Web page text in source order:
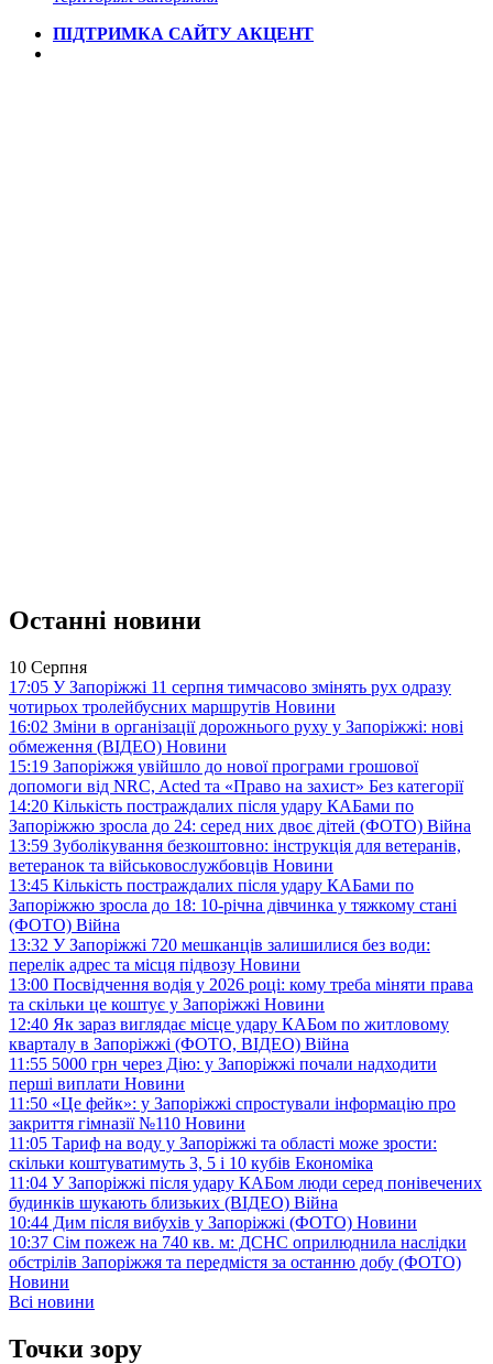
ПІДТРИМКА САЙТУ АКЦЕНТ
Останні новини
10 Серпня
17:05 У Запоріжжі 11 серпня тимчасово змінять рух одразу
чотирьох тролейбусних маршрутів Новини
16:02 Зміни в організації дорожнього руху у Запоріжжі: нові
обмеження (ВІДЕО) Новини
15:19 Запоріжжя увійшло до нової програми грошової
допомоги від NRC, Acted та «Право на захист» Без категорії
14:20 Кількість постраждалих після удару КАБами по
Запоріжжю зросла до 24: серед них двоє дітей (ФОТО) Війна
13:59 Зуболікування безкоштовно: інструкція для ветеранів,
ветеранок та військовослужбовців Новини
13:45 Кількість постраждалих після удару КАБами по
Запоріжжю зросла до 18: 10-річна дівчинка у тяжкому стані
(ФОТО) Війна
13:32 У Запоріжжі 720 мешканців залишилися без води:
перелік адрес та місця підвозу Новини
13:00 Посвідчення водія у 2026 році: кому треба міняти права
та скільки це коштує у Запоріжжі Новини
12:40 Як зараз виглядає місце удару КАБом по житловому
кварталу в Запоріжжі (ФОТО, ВІДЕО) Війна
11:55 5000 грн через Дію: у Запоріжжі почали надходити
перші виплати Новини
11:50 «Це фейк»: у Запоріжжі спростували інформацію про
закриття гімназії №110 Новини
11:05 Тариф на воду у Запоріжжі та області може зрости:
скільки коштуватимуть 3, 5 і 10 кубів Економіка
11:04 У Запоріжжі після удару КАБом люди серед понівечених
будинків шукають близьких (ВІДЕО) Війна
10:44 Дим після вибухів у Запоріжжі (ФОТО) Новини
10:37 Сім пожеж на 740 кв. м: ДСНС оприлюднила наслідки
обстрілів Запоріжжя та передмістя за останню добу (ФОТО)
Новини
Всі новини
Точки зору